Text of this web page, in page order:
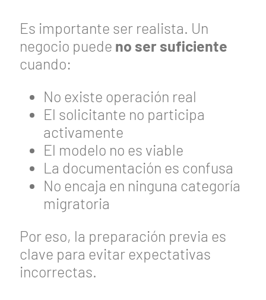
Es importante ser realista. Un
negocio puede no ser suficiente
cuando:
No existe operación real
El solicitante no participa
activamente
El modelo no es viable
La documentación es confusa
No encaja en ninguna categoría
migratoria
Por eso, la preparación previa es
clave para evitar expectativas
incorrectas.